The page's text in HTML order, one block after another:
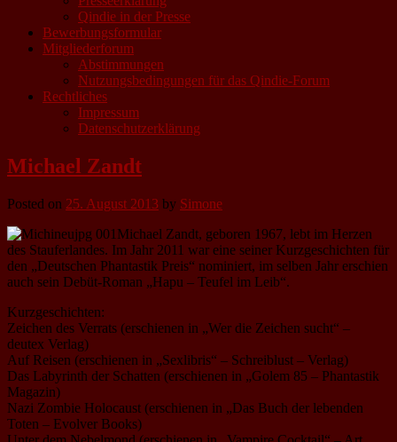
Qindie in der Presse
Bewerbungsformular
Mitgliederforum
Abstimmungen
Nutzungsbedingungen für das Qindie-Forum
Rechtliches
Impressum
Datenschutzerklärung
Michael Zandt
Posted on 25. August 2013 by Simone
Michael Zandt, geboren 1967, lebt im Herzen
des Stauferlandes. Im Jahr 2011 war eine seiner Kurzgeschichten für
den „Deutschen Phantastik Preis“ nominiert, im selben Jahr erschien
auch sein Debüt-Roman „Hapu – Teufel im Leib“.
Kurzgeschichten:
Zeichen des Verrats (erschienen in „Wer die Zeichen sucht“ –
deutex Verlag)
Auf Reisen (erschienen in „Sexlibris“ – Schreiblust – Verlag)
Das Labyrinth der Schatten (erschienen in „Golem 85 – Phantastik
Magazin)
Nazi Zombie Holocaust (erschienen in „Das Buch der lebenden
Toten – Evolver Books)